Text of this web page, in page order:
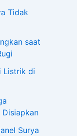
Tidak
saat
Listrik di
Disiapkan
Surya